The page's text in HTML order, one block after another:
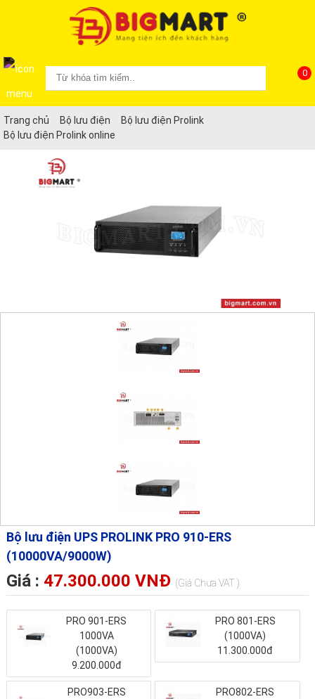
0
Trang chủ Bộ lưu điện
Bộ lưu điện Prolink
Bộ lưu điện Prolink online
Bộ lưu điện UPS PROLINK PRO 910-ERS
(10000VA/9000W)
Giá : 47.300.000 VNĐ (Giá Chưa VAT )
PRO 901-ERS
1000VA
(1000VA)
9.200.000đ
PRO 801-ERS
(1000VA)
11.300.000đ
PRO903-ERS
PRO802-ERS